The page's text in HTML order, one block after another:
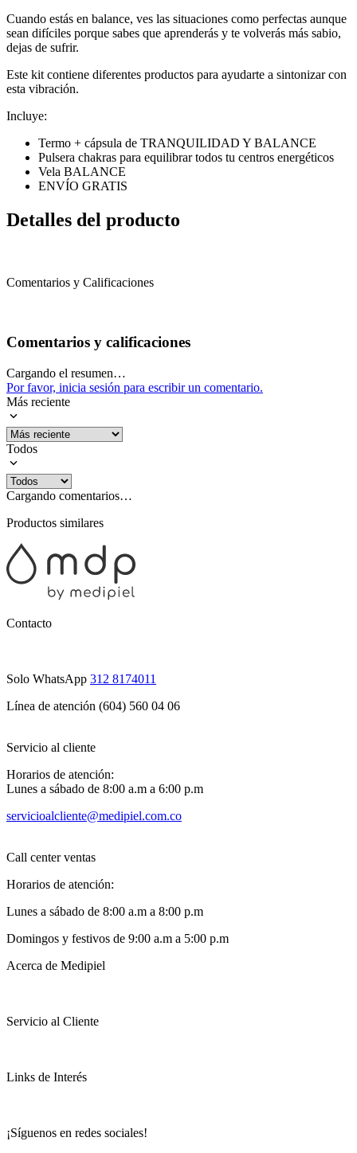
Cuando estás en balance, ves las situaciones como perfectas aunque
sean difíciles porque sabes que aprenderás y te volverás más sabio,
dejas de sufrir.
Este kit contiene diferentes productos para ayudarte a sintonizar con
esta vibración.
Incluye:
Termo + cápsula de TRANQUILIDAD Y BALANCE
Pulsera chakras para equilibrar todos tu centros energéticos
Vela BALANCE
ENVÍO GRATIS
Detalles del producto
Comentarios y Calificaciones
Comentarios y calificaciones
Cargando el resumen…
Por favor, inicia sesión para escribir un comentario.
Más reciente
Todos
Cargando comentarios…
Productos similares
Contacto
Solo WhatsApp 312 8174011
Línea de atención (604) 560 04 06
Servicio al cliente
Horarios de atención:
Lunes a sábado de 8:00 a.m a 6:00 p.m
servicioalcliente@medipiel.com.co
Call center ventas
Horarios de atención:
Lunes a sábado de 8:00 a.m a 8:00 p.m
Domingos y festivos de 9:00 a.m a 5:00 p.m
Acerca de Medipiel
Servicio al Cliente
Links de Interés
¡Síguenos en redes sociales!